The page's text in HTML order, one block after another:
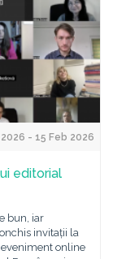
- 15 Feb 2026
editorial
bun, iar
invitații la
eveniment online